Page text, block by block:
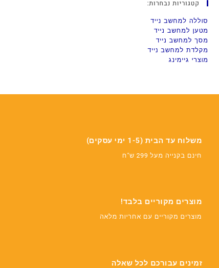
קטגוריות נבחרות:
סוללה למחשב נייד
מטען למחשב נייד
מסך למחשב נייד
מקלדת למחשב נייד
מוצרי גיימינג
משלוח עד הבית (1-5 ימי עסקים)
חינם בקנייה מעל 299 ש"ח
מוצרים מקוריים בלבד!
מוצרים מקוריים עם אחריות מלאה
זמינים עבורכם לכל שאלה